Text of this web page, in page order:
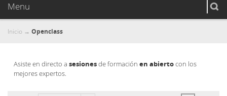
Menu
Inicio → Openclass
Asiste en directo a sesionesde formación en abiertocon los
mejores expertos.